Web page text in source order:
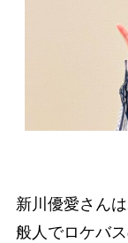
新川優愛さん
般人でロケバ